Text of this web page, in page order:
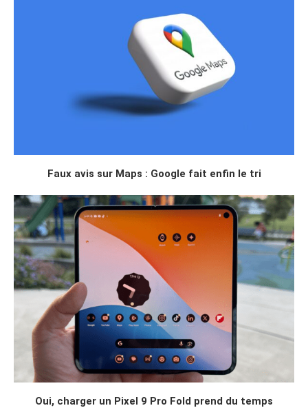
Faux avis sur Maps : Google fait enfin le tri
Oui, charger un Pixel 9 Pro Fold prend du temps